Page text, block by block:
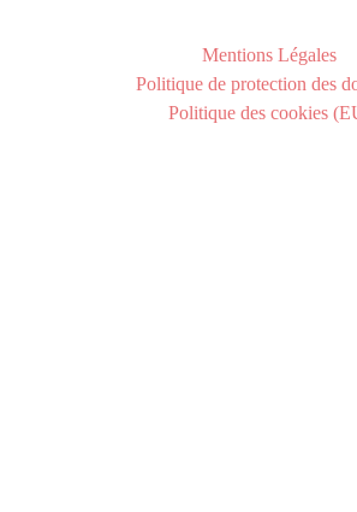
Mentions Légales
Politique de protection des
Politique des cookies